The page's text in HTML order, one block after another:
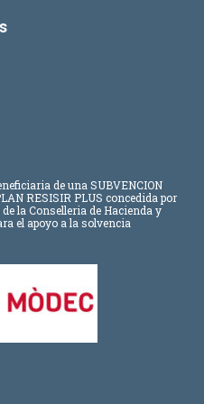
de una SUBVENCION
RESISIR PLUS concedida por
la Conselleria de Hacienda y
el apoyo a la solvencia